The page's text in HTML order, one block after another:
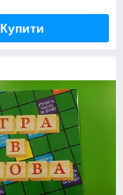
Купити